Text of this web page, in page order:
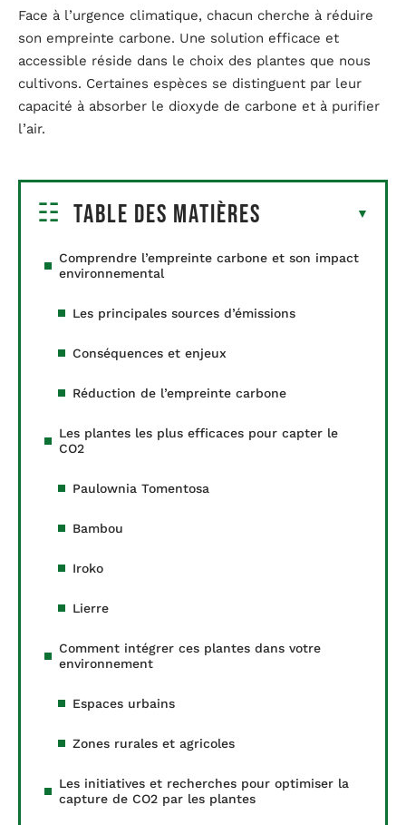
Face à l’urgence climatique, chacun cherche à réduire
son empreinte carbone. Une solution efficace et
accessible réside dans le choix des plantes que nous
cultivons. Certaines espèces se distinguent par leur
capacité à absorber le dioxyde de carbone et à purifier
l’air.
Table des matières
Comprendre l’empreinte carbone et son impact
environnemental
Les principales sources d’émissions
Conséquences et enjeux
Réduction de l’empreinte carbone
Les plantes les plus efficaces pour capter le
CO2
Paulownia Tomentosa
Bambou
Iroko
Lierre
Comment intégrer ces plantes dans votre
environnement
Espaces urbains
Zones rurales et agricoles
Les initiatives et recherches pour optimiser la
capture de CO2 par les plantes